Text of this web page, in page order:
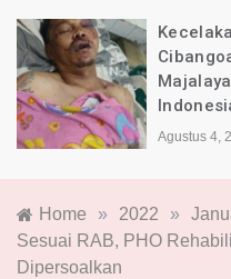
Agustus 4,
Home » 2022 »
Sesuai RAB, PHO
Dipersoalkan